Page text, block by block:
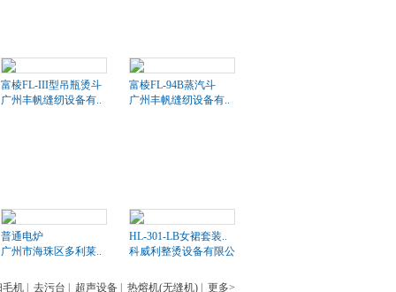
富棱FL-III型吊瓶烫斗
广州丰帆缝纫设备有..
富棱FL-94B蒸汽斗
广州丰帆缝纫设备有..
普通电炉
广州市海珠区多利莱..
HL-301-LB女裙套装..
科威利整烫设备有限公司
毛机 去污台 超声设备 热熔机(无缝机) 更多>